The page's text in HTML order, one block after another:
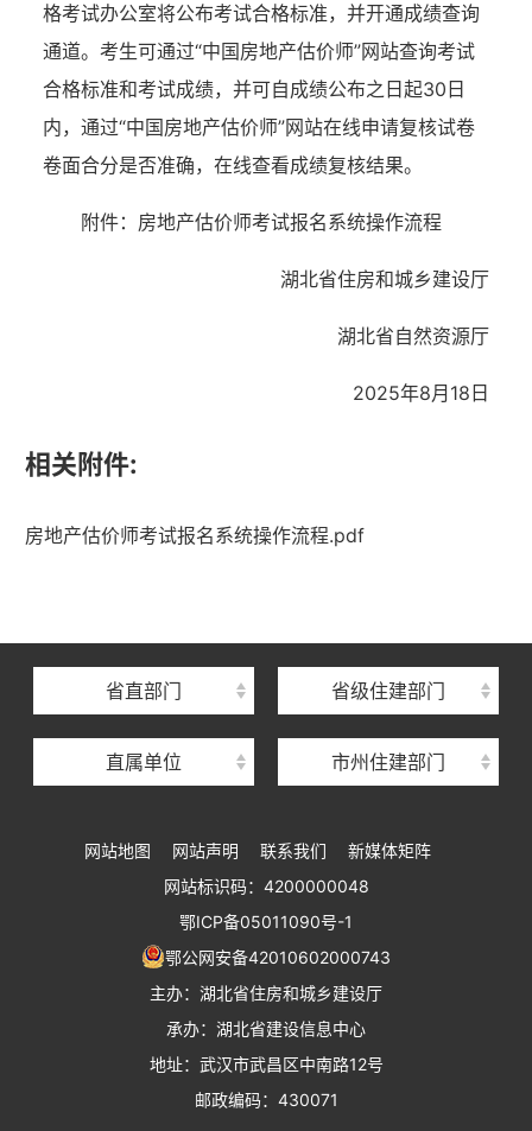
格考试办公室将公布考试合格标准，并开通成绩查询
通道。考生可通过“中国房地产估价师”网站查询考试
合格标准和考试成绩，并可自成绩公布之日起30日
内，通过“中国房地产估价师”网站在线申请复核试卷
卷面合分是否准确，在线查看成绩复核结果。
附件： 房地产估价师考试报名系统操作流程
湖北省住房和城乡建设厅
湖北省自然资源厅
2025年8月 18 日
相关附件:
房地产估价师考试报名系统操作流程.pdf
省直部门 省级住建部门
直属单位
湖北省住建厅机关后勤服务中心
湖北省住房保障中心
湖北省建设工程质量安全监督总站
湖北省建设工程标准定额管理总站
湖北省住建厅执业资格注册中心
湖北省城乡建设发展中心
湖北城市建设职业技术学院
市州住建部门
网站地图 网站声明 联系我们
新媒体矩阵
网站标识码：4200000048
鄂ICP备05011090号-1
鄂公网安备42010602000743
主办：湖北省住房和城乡建设厅
承办：湖北省建设信息中心
地址：武汉市武昌区中南路12号
邮政编码：430071